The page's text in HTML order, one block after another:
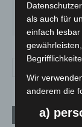
FR.
21°
Aktuelle
als auch für
einfach
Wir
anderem die
a)